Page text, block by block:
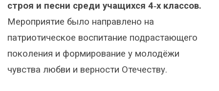
строя и песни среди учащихся 4‑х классов.
Мероприятие было направлено на
патриотическое воспитание подрастающего
поколения и формирование у молодёжи
чувства любви и верности Отечеству.